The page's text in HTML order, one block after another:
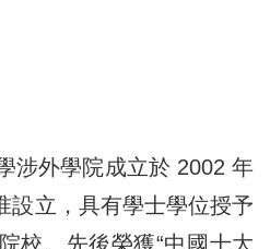
外學院成立於 2002 年
設立，具有學士學位授予
校。先後榮獲“中國十大